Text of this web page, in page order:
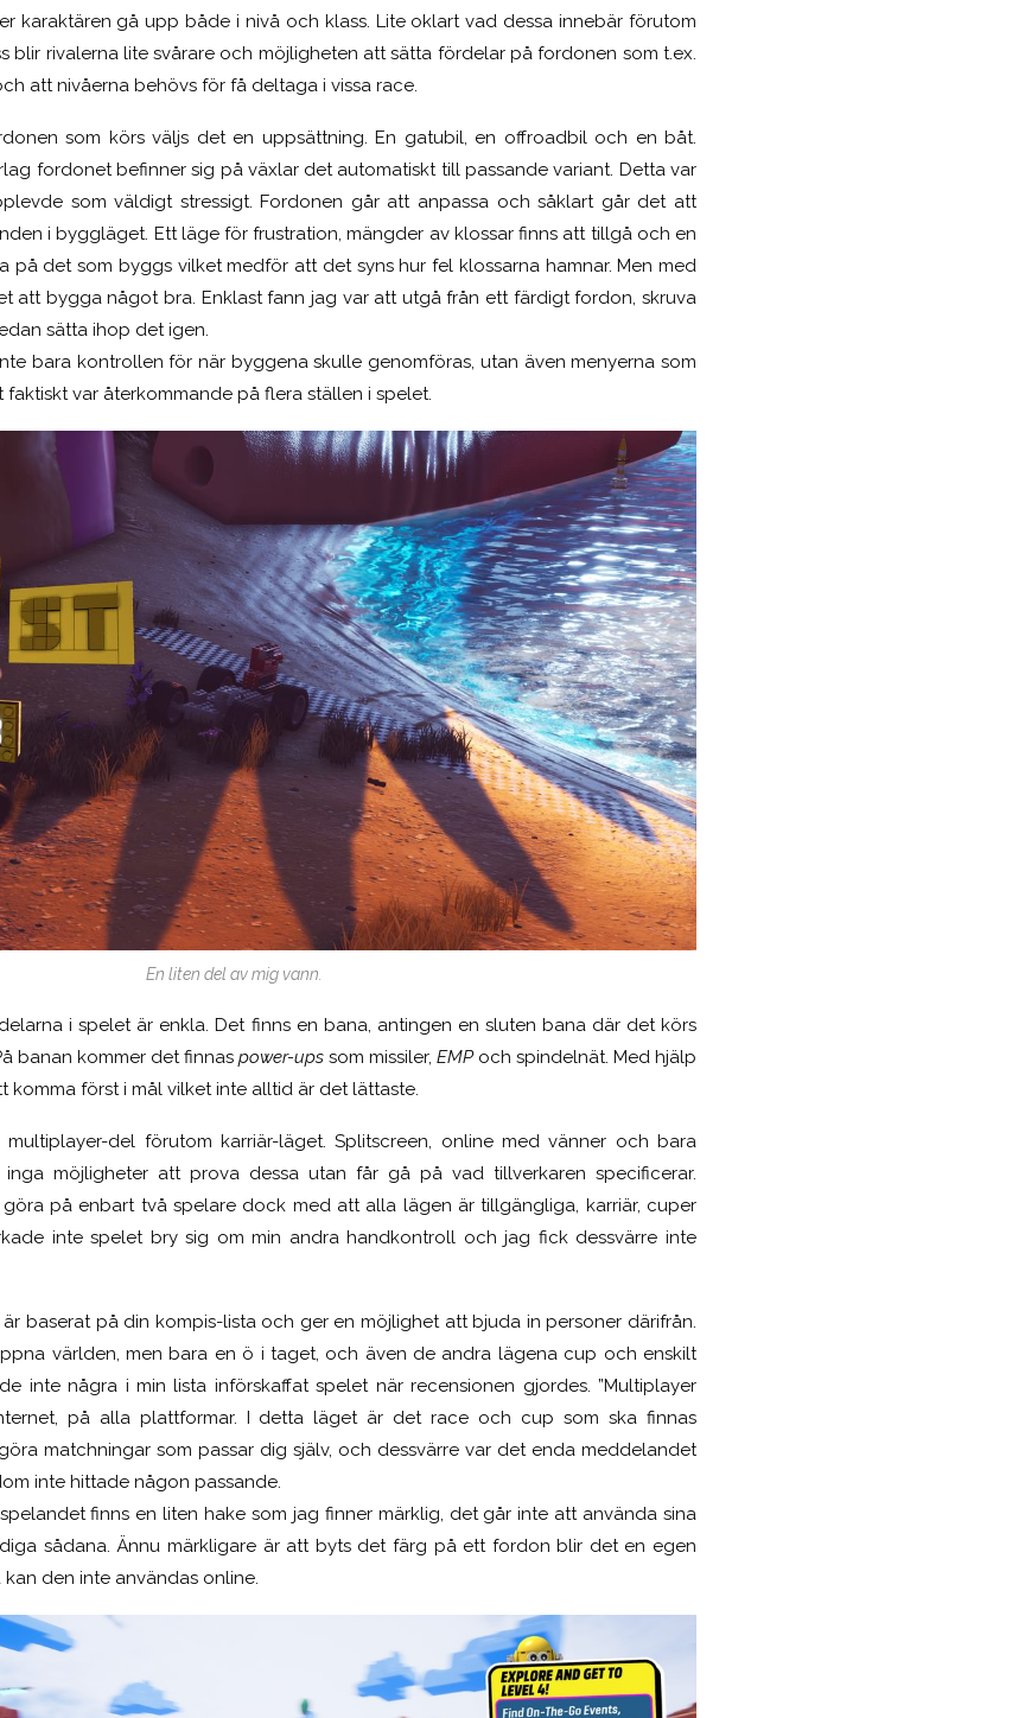
karaktären gå upp både i nivå och klass. Lite oklart vad dessa innebär förutom
blir rivalerna lite svårare och möjligheten att sätta fördelar på fordonen som t.ex.
att nivåerna behövs för få deltaga i vissa race.
som körs väljs det en uppsättning. En gatubil, en offroadbil och en båt.
fordonet befinner sig på växlar det automatiskt till passande variant. Detta var
som väldigt stressigt. Fordonen går att anpassa och såklart går det att
i byggläget. Ett läge för frustration, mängder av klossar finns att tillgå och en
på det som byggs vilket medför att det syns hur fel klossarna hamnar. Men med
att bygga något bra. Enklast fann jag var att utgå från ett färdigt fordon, skruva
sätta ihop det igen.
bara kontrollen för när byggena skulle genomföras, utan även menyerna som
faktiskt var återkommande på flera ställen i spelet.
En liten del av mig vann.
i spelet är enkla. Det finns en bana, antingen en sluten bana där det körs
banan kommer det finnas power-ups som missiler, EMP och spindelnät. Med hjälp
komma först i mål vilket inte alltid är det lättaste.
del förutom karriär-läget. Splitscreen, online med vänner och bara
inga möjligheter att prova dessa utan får gå på vad tillverkaren specificerar.
på enbart två spelare dock med att alla lägen är tillgängliga, karriär, cuper
inte spelet bry sig om min andra handkontroll och jag fick dessvärre inte
är baserat på din kompis-lista och ger en möjlighet att bjuda in personer därifrån.
världen, men bara en ö i taget, och även de andra lägena cup och enskilt
inte några i min lista införskaffat spelet när recensionen gjordes. ”Multiplayer
på alla plattformar. I detta läget är det race och cup som ska finnas
matchningar som passar dig själv, och dessvärre var det enda meddelandet
inte hittade någon passande.
finns en liten hake som jag finner märklig, det går inte att använda sina
sådana. Ännu märkligare är att byts det färg på ett fordon blir det en egen
den inte användas online.